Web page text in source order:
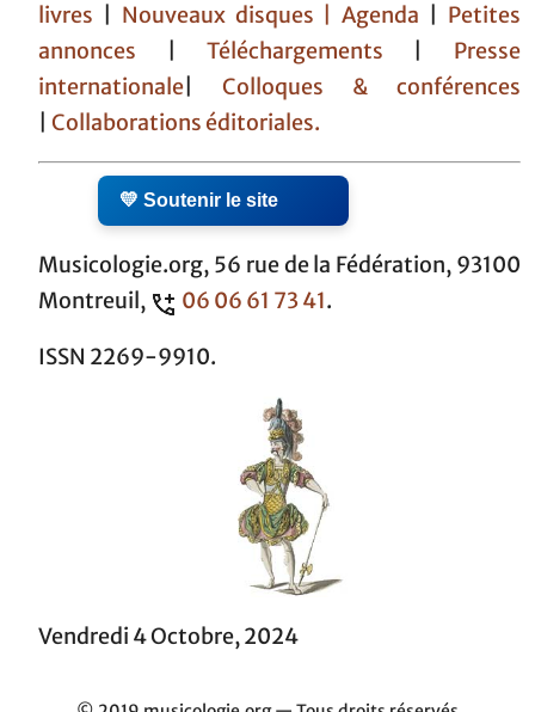
livres
Nouveaux disques |Agenda
Petites
annonces
Téléchargements
Presse
internationale
Colloques & conférences
Collaborations éditoriales.
💛 Soutenir le site
Musicologie.org, 56 rue de la Fédération, 93100
Montreuil,
06 06 61 73 41.
ISSN 2269-9910.
Vendredi 4 Octobre, 2024